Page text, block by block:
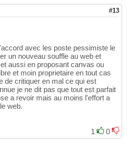
#13
avec les poste pessimiste le
un nouveau souffle au web et
aussi en proposant canvas ou
et moin proprietaire en tout cas
de critiquer en mal ce qui est
je ne dit pas que tout est parfait
a revoir mais au moins l'effort a
web.
1
0